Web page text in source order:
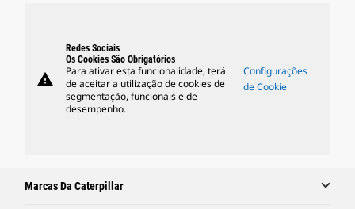
warning
Redes Sociais
Os Cookies São Obrigatórios
Para ativar esta funcionalidade, terá
de aceitar a utilização de cookies de
segmentação, funcionais e de
desempenho.
Configurações
de Cookie
Marcas Da Caterpillar